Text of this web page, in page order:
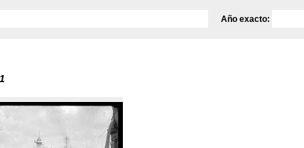
Año exacto:
1